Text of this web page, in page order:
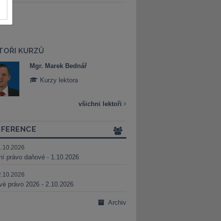
KURZŮ
Mgr. Marek Bednář
Kurzy lektora
všichni lektoři
právo daňové - 1.10.2026
právo 2026 - 2.10.2026
Archiv